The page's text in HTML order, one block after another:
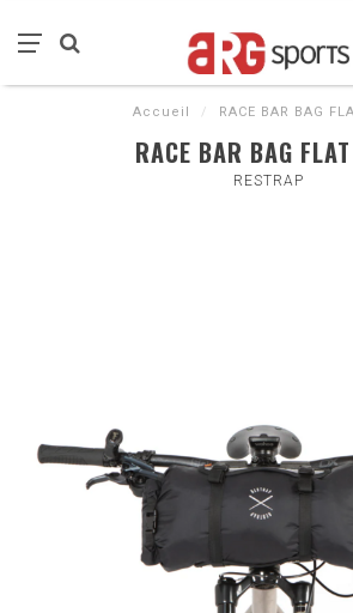
Accueil / RACE BAR BAG
RACE BAR BAG
RESTRAP